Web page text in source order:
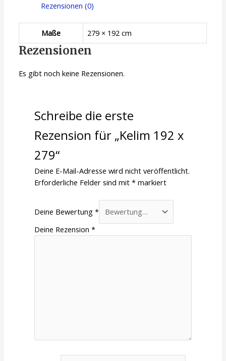
Rezensionen (0)
Maße 279 × 192 cm
Rezensionen
Es gibt noch keine Rezensionen.
Schreibe die erste
Rezension für „Kelim 192 x
279“
Deine E-Mail-Adresse wird nicht veröffentlicht.
Erforderliche Felder sind mit* markiert
Deine Bewertung*
Deine Rezension*